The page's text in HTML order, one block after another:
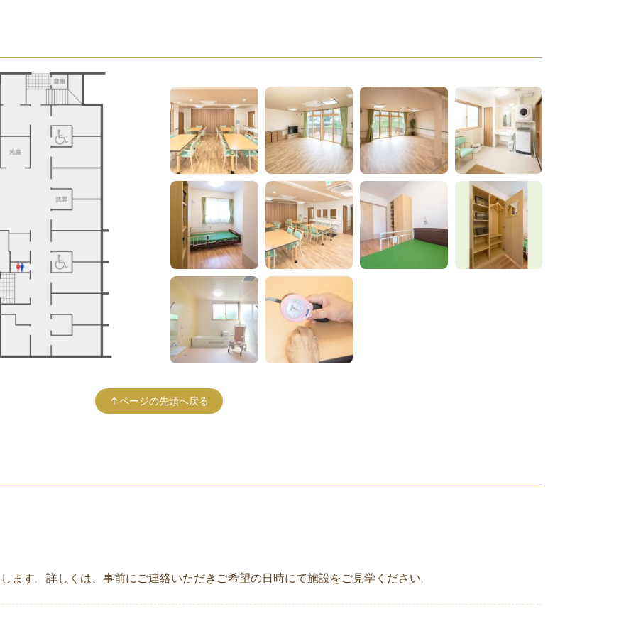
↑ページの先頭へ戻る
ます。詳しくは、事前にご連絡いただきご希望の日時にて施設をご見学ください。